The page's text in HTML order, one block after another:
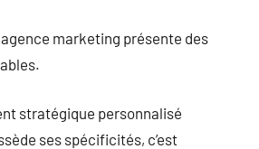
marketing présente des
stratégique personnalisé
ses spécificités, c’est